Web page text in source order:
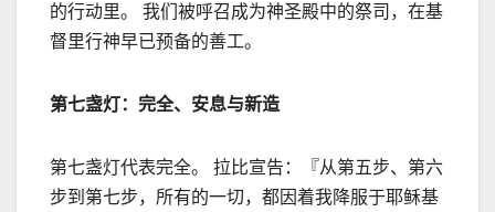
的行动里。 我们被呼召成为神圣殿中的祭司，在基
督里行神早已预备的善工。
第七盏灯：完全、安息与新造
第七盏灯代表完全。 拉比宣告：『从第五步、第六
步到第七步，所有的一切，都因着我降服于耶稣基